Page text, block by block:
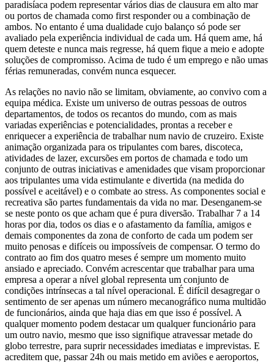
paradisíaca podem representar vários dias de clausura em alto mar
ou portos de chamada como first responder ou a combinação de
ambos. No entanto é uma dualidade cujo balanço só pode ser
avaliado pela experiência individual de cada um. Há quem ame, há
quem deteste e nunca mais regresse, há quem fique a meio e adopte
soluções de compromisso. Acima de tudo é um emprego e não umas
férias remuneradas, convém nunca esquecer.
As relações no navio não se limitam, obviamente, ao convivo com a
equipa médica. Existe um universo de outras pessoas de outros
departamentos, de todos os recantos do mundo, com as mais
variadas experiências e potencialidades, prontas a receber e
enriquecer a experiência de trabalhar num navio de cruzeiro. Existe
animação organizada para os tripulantes com bares, discoteca,
atividades de lazer, excursões em portos de chamada e todo um
conjunto de outras iniciativas e amenidades que visam proporcionar
aos tripulantes uma vida estimulante e divertida (na medida do
possível e aceitável) e o combate ao stress. As componentes social e
recreativa são partes fundamentais da vida no mar. Desenganem-se
se neste ponto os que acham que é pura diversão. Trabalhar 7 a 14
horas por dia, todos os dias e o afastamento da família, amigos e
demais componentes da zona de conforto de cada um podem ser
muito penosas e difíceis ou impossíveis de compensar. O termo do
contrato ao fim dos quatro meses é sempre um momento muito
ansiado e apreciado. Convém acrescentar que trabalhar para uma
empresa a operar a nível global representa um conjunto de
condições intrínsecas a tal nível operacional. É difícil desagregar o
sentimento de ser apenas um número mecanográfico numa multidão
de funcionários, ainda que haja dias em que isso é possível. A
qualquer momento podem destacar um qualquer funcionário para
um outro navio, mesmo que isso signifique atravessar metade do
globo terrestre, para suprir necessidades imediatas e imprevistas. E
acreditem que, passar 24h ou mais metido em aviões e aeroportos,